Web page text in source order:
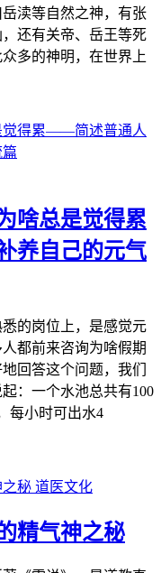
渎等自然之神，有张
还有关帝、岳王等死
多的神明，在世界上
啥总是觉得累
养自己的元气
的岗位上，是感觉元
都前来咨询为啥假期
回答这个问题，我们
：一个水池总共有100
每小时可出水4
道医文化
精气神之秘